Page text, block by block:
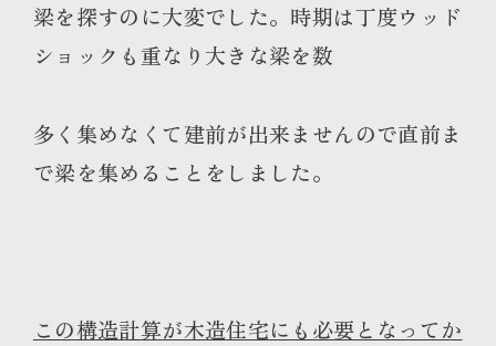
梁を探すのに大変でした。時期は丁度ウッド
ショックも重なり大きな梁を数
多く集めなくて建前が出来ませんので直前ま
で梁を集めることをしました。
この構造計算が木造住宅にも必要となってか